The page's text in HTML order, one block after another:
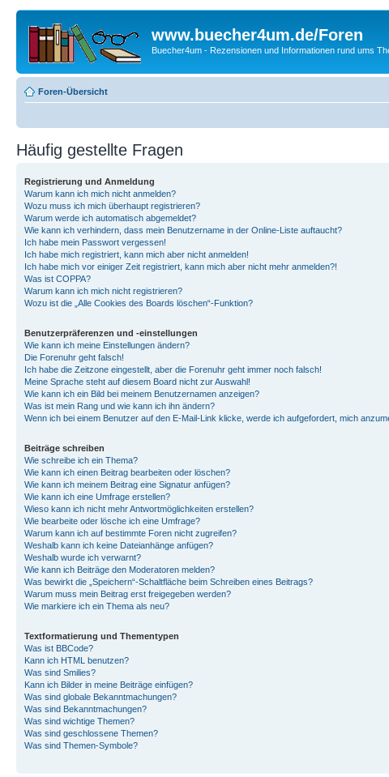
www.buecher4um.de/Foren
Buecher4um - Rezensionen und Informationen rund ums
Foren-Übersicht
Häufig gestellte Fragen
Registrierung und Anmeldung
Warum kann ich mich nicht anmelden?
Wozu muss ich mich überhaupt registrieren?
Warum werde ich automatisch abgemeldet?
Wie kann ich verhindern, dass mein Benutzername in der Online-Liste auftaucht?
Ich habe mein Passwort vergessen!
Ich habe mich registriert, kann mich aber nicht anmelden!
Ich habe mich vor einiger Zeit registriert, kann mich aber nicht mehr anmelden?!
Was ist COPPA?
Warum kann ich mich nicht registrieren?
Wozu ist die „Alle Cookies des Boards löschen“-Funktion?
Benutzerpräferenzen und -einstellungen
Wie kann ich meine Einstellungen ändern?
Die Forenuhr geht falsch!
Ich habe die Zeitzone eingestellt, aber die Forenuhr geht immer noch falsch!
Meine Sprache steht auf diesem Board nicht zur Auswahl!
Wie kann ich ein Bild bei meinem Benutzernamen anzeigen?
Was ist mein Rang und wie kann ich ihn ändern?
Wenn ich bei einem Benutzer auf den E-Mail-Link klicke, werde ich aufgefordert, mich
Beiträge schreiben
Wie schreibe ich ein Thema?
Wie kann ich einen Beitrag bearbeiten oder löschen?
Wie kann ich meinem Beitrag eine Signatur anfügen?
Wie kann ich eine Umfrage erstellen?
Wieso kann ich nicht mehr Antwortmöglichkeiten erstellen?
Wie bearbeite oder lösche ich eine Umfrage?
Warum kann ich auf bestimmte Foren nicht zugreifen?
Weshalb kann ich keine Dateianhänge anfügen?
Weshalb wurde ich verwarnt?
Wie kann ich Beiträge den Moderatoren melden?
Was bewirkt die „Speichern“-Schaltfläche beim Schreiben eines Beitrags?
Warum muss mein Beitrag erst freigegeben werden?
Wie markiere ich ein Thema als neu?
Textformatierung und Thementypen
Was ist BBCode?
Kann ich HTML benutzen?
Was sind Smilies?
Kann ich Bilder in meine Beiträge einfügen?
Was sind globale Bekanntmachungen?
Was sind Bekanntmachungen?
Was sind wichtige Themen?
Was sind geschlossene Themen?
Was sind Themen-Symbole?